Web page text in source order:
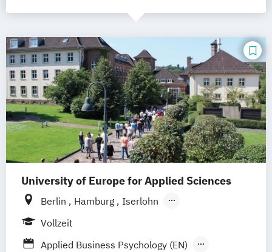
University of Europe for Applied Sciences
Berlin Hamburg
Iserlohn
UE Innovation Hub
Vollzeit
Applied Business Psychology (EN)